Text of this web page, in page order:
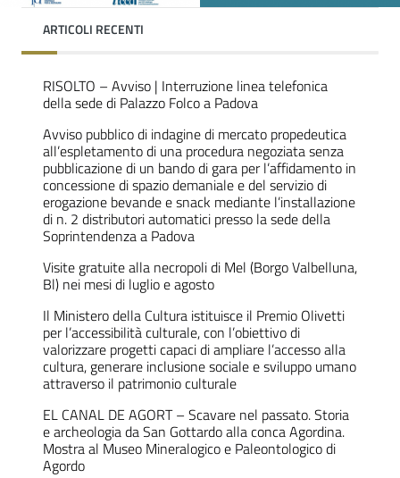
ARTICOLI RECENTI
RISOLTO – Avviso | Interruzione linea telefonica
della sede di Palazzo Folco a Padova
Avviso pubblico di indagine di mercato propedeutica
all’espletamento di una procedura negoziata senza
pubblicazione di un bando di gara per l’affidamento in
concessione di spazio demaniale e del servizio di
erogazione bevande e snack mediante l’installazione
di n. 2 distributori automatici presso la sede della
Soprintendenza a Padova
Visite gratuite alla necropoli di Mel (Borgo Valbelluna,
Bl) nei mesi di luglio e agosto
Il Ministero della Cultura istituisce il Premio Olivetti
per l’accessibilità culturale, con l’obiettivo di
valorizzare progetti capaci di ampliare l’accesso alla
cultura, generare inclusione sociale e sviluppo umano
attraverso il patrimonio culturale
EL CANAL DE AGORT – Scavare nel passato. Storia
e archeologia da San Gottardo alla conca Agordina.
Mostra al Museo Mineralogico e Paleontologico di
Agordo